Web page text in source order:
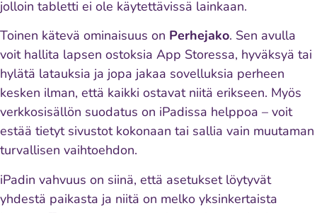
jolloin tabletti ei ole käytettävissä lainkaan.
Toinen kätevä ominaisuus on Perhejako. Sen avulla
voit hallita lapsen ostoksia App Storessa, hyväksyä tai
hylätä latauksia ja jopa jakaa sovelluksia perheen
kesken ilman, että kaikki ostavat niitä erikseen. Myös
verkkosisällön suodatus on iPadissa helppoa – voit
estää tietyt sivustot kokonaan tai sallia vain muutaman
turvallisen vaihtoehdon.
iPadin vahvuus on siinä, että asetukset löytyvät
yhdestä paikasta ja niitä on melko yksinkertaista